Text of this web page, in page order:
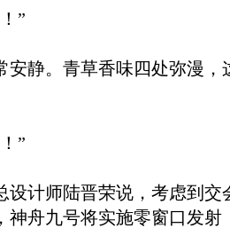
”
静。青草香味四处弥漫，
”
计师陆晋荣说，考虑到交
神舟九号将实施零窗口发射